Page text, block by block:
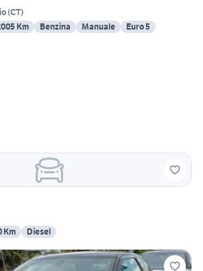
(CT)
Km Benzina Manuale Euro 5
Km Diesel